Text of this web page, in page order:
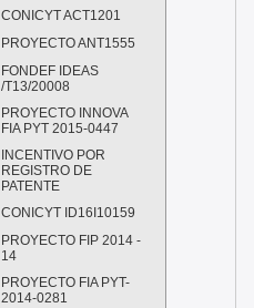
CONICYT ACT1201
PROYECTO ANT1555
FONDEF IDEAS
/T13/20008
PROYECTO INNOVA
FIA PYT 2015-0447
INCENTIVO POR
REGISTRO DE
PATENTE
CONICYT ID16I10159
PROYECTO FIP 2014 -
14
PROYECTO FIA PYT-
2014-0281